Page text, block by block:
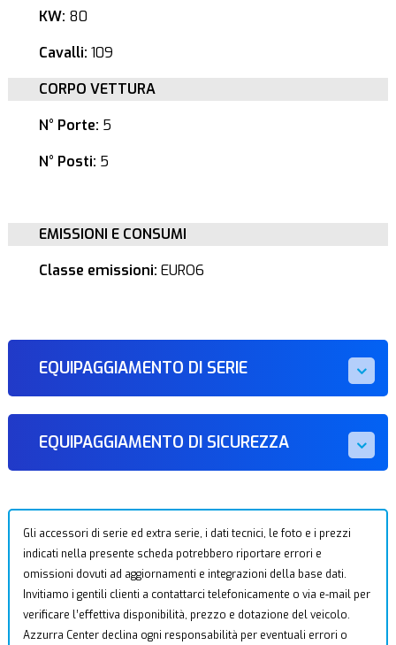
KW: 80
Cavalli: 109
CORPO VETTURA
N° Porte: 5
N° Posti: 5
EMISSIONI E CONSUMI
Classe emissioni: EURO6
EQUIPAGGIAMENTO DI SERIE
EQUIPAGGIAMENTO DI SICUREZZA
Gli accessori di serie ed extra serie, i dati tecnici, le foto e i prezzi
indicati nella presente scheda potrebbero riportare errori e
omissioni dovuti ad aggiornamenti e integrazioni della base dati.
Invitiamo i gentili clienti a contattarci telefonicamente o via e-mail per
verificare l’effettiva disponibilità, prezzo e dotazione del veicolo.
Azzurra Center declina ogni responsabilità per eventuali errori o